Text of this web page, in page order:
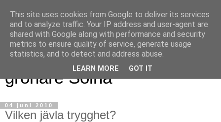
Magnus blogg - för ett
grönare Solna
04 juni 2010
Vilken jävla trygghet?
This site uses cookies from Google to deliver its services
and to analyze traffic. Your IP address and user-agent are
shared with Google along with performance and security
metrics to ensure quality of service, generate usage
statistics, and to detect and address abuse.
LEARN MORE GOT IT